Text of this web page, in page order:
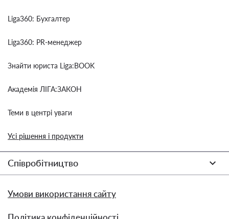
Liga360: Бухгалтер
Liga360: PR-менеджер
Знайти юриста Liga:BOOK
Академія ЛІГА:ЗАКОН
Теми в центрі уваги
Усі рішення і продукти
Співробітництво
Умови використання сайту